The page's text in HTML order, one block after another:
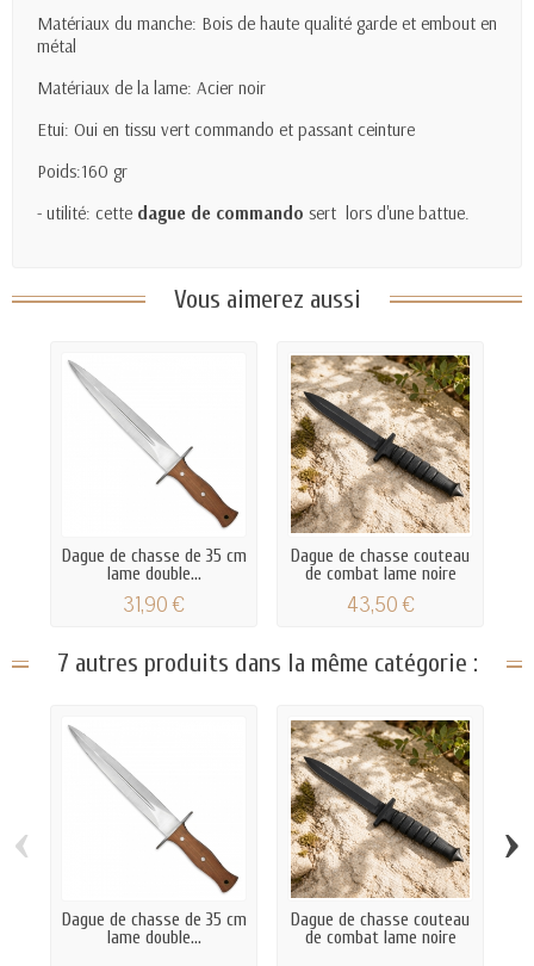
Matériaux du manche: Bois de haute qualité garde et embout en
métal
Matériaux de la lame: Acier noir
Etui: Oui en tissu vert commando et passant ceinture
Poids:160 gr
- utilité: cette dague de commando sert lors d'une battue.
Vous aimerez aussi
Dague de chasse de 35 cm
lame double...
31,90 €
Dague de chasse couteau
de combat lame noire
43,50 €
7 autres produits dans la même catégorie :
Dague de chasse de 35 cm
lame double...
Dague de chasse couteau
de combat lame noire
‹ ›